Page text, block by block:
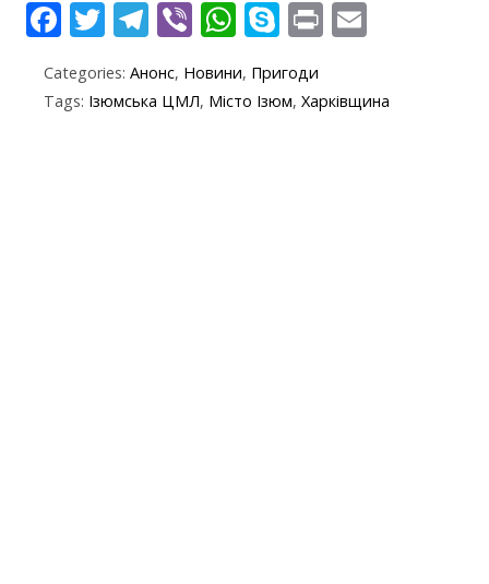
F
e
b
T
itt
T
e
gr
Vi
er
W
at
S
y
p
Pr
t ai
Categories: Анонс, Новини, Пригоди
Tags: Ізюмська ЦМЛ, Місто Ізюм, Харківщина